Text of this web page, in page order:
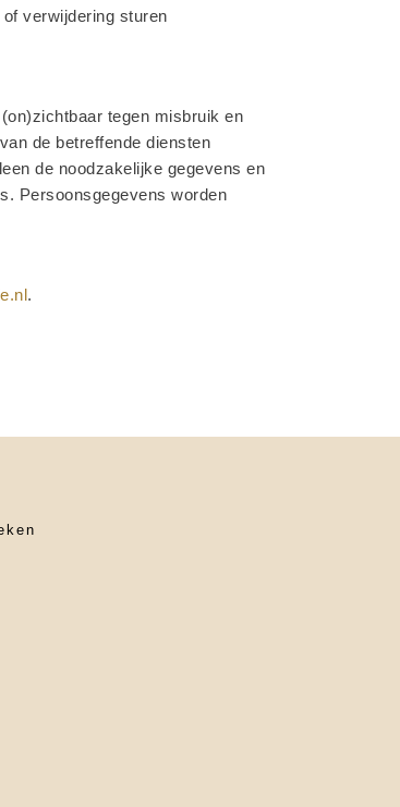
verwijdering sturen
tegen misbruik en
de betreffende diensten
de noodzakelijke gegevens en
Persoonsgegevens worden
.